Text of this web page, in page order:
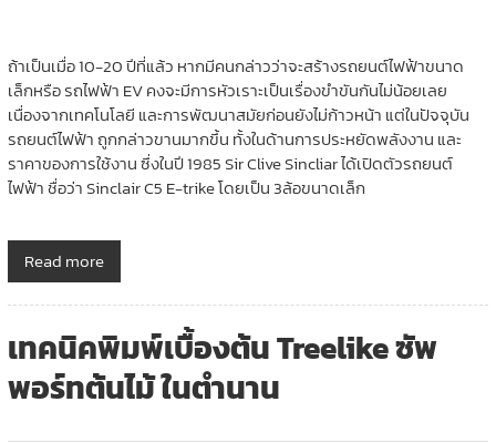
ถ้าเป็นเมื่อ 10-20 ปีที่แล้ว หากมีคนกล่าวว่าจะสร้างรถยนต์ไฟฟ้าขนาด
เล็กหรือ รถไฟฟ้า EV คงจะมีการหัวเราะเป็นเรื่องขำขันกันไม่น้อยเลย
เนื่องจากเทคโนโลยี และการพัฒนาสมัยก่อนยังไม่ก้าวหน้า แต่ในปัจจุบัน
รถยนต์ไฟฟ้า ถูกกล่าวขานมากขึ้น ทั้งในด้านการประหยัดพลังงาน และ
ราคาของการใช้งาน ซึ่งในปี 1985 Sir Clive Sincliar ได้เปิดตัวรถยนต์
ไฟฟ้า ชื่อว่า Sinclair C5 E-trike โดยเป็น 3ล้อขนาดเล็ก
Read more
เทคนิคพิมพ์เบื้องต้น Treelike ซัพ
พอร์ทต้นไม้ ในตำนาน